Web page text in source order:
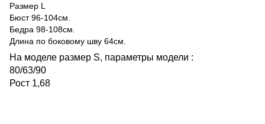
Размер L
Бюст 96-104см.
Бедра 98-108см.
Длина по боковому шву 64см.
На моделе размер S, параметры модели :
80/63/90
Рост 1,68